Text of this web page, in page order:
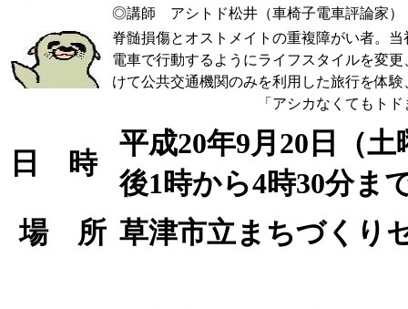
◎講師 アシトド松井（車椅子電車評論家）
脊髄損傷とオストメイトの重複障がい者。
電車で行動するようにライフスタイルを変
けて公共交通機関のみを利用した旅行
「アシカなくてもトドまらず
日 時
平成20年9月20
後1時から4時30分ま
場 所 草津市立まちづくり